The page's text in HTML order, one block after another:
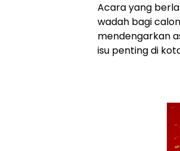
Acara yang
wadah bagi
mendengarkan
isu penting di